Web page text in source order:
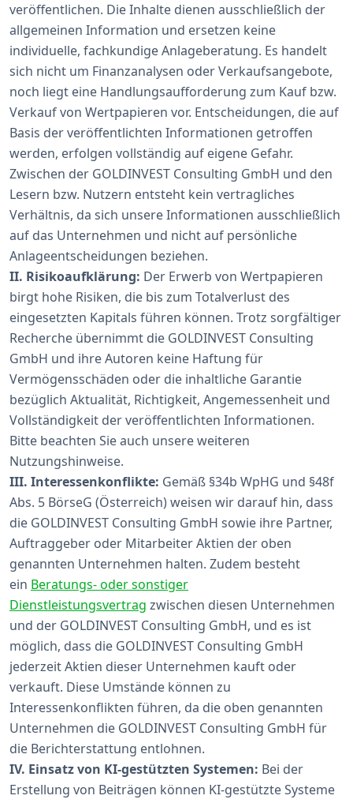
veröffentlichen. Die Inhalte dienen ausschließlich der
allgemeinen Information und ersetzen keine
individuelle, fachkundige Anlageberatung. Es handelt
sich nicht um Finanzanalysen oder Verkaufsangebote,
noch liegt eine Handlungsaufforderung zum Kauf bzw.
Verkauf von Wertpapieren vor. Entscheidungen, die auf
Basis der veröffentlichten Informationen getroffen
werden, erfolgen vollständig auf eigene Gefahr.
Zwischen der GOLDINVEST Consulting GmbH und den
Lesern bzw. Nutzern entsteht kein vertragliches
Verhältnis, da sich unsere Informationen ausschließlich
auf das Unternehmen und nicht auf persönliche
Anlageentscheidungen beziehen.
II. Risikoaufklärung: Der Erwerb von Wertpapieren
birgt hohe Risiken, die bis zum Totalverlust des
eingesetzten Kapitals führen können. Trotz sorgfältiger
Recherche übernimmt die GOLDINVEST Consulting
GmbH und ihre Autoren keine Haftung für
Vermögensschäden oder die inhaltliche Garantie
bezüglich Aktualität, Richtigkeit, Angemessenheit und
Vollständigkeit der veröffentlichten Informationen.
Bitte beachten Sie auch unsere weiteren
Nutzungshinweise.
III. Interessenkonflikte: Gemäß §34b WpHG und §48f
Abs. 5 BörseG (Österreich) weisen wir darauf hin, dass
die GOLDINVEST Consulting GmbH sowie ihre Partner,
Auftraggeber oder Mitarbeiter Aktien der oben
genannten Unternehmen halten. Zudem besteht
ein Beratungs- oder sonstiger
Dienstleistungsvertrag zwischen diesen Unternehmen
und der GOLDINVEST Consulting GmbH, und es ist
möglich, dass die GOLDINVEST Consulting GmbH
jederzeit Aktien dieser Unternehmen kauft oder
verkauft. Diese Umstände können zu
Interessenkonflikten führen, da die oben genannten
Unternehmen die GOLDINVEST Consulting GmbH für
die Berichterstattung entlohnen.
IV. Einsatz von KI-gestützten Systemen: Bei der
Erstellung von Beiträgen können KI-gestützte Systeme